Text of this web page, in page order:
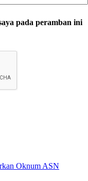
pada peramban ini